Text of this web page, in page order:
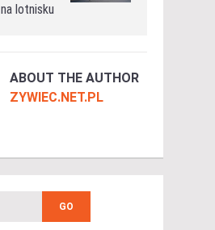
na lotnisku
ABOUT THE AUTHOR
ZYWIEC.NET.PL